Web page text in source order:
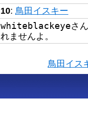
10: 鳥田イスキー
whiteblackeyeさん
れませんよ。
鳥田イス